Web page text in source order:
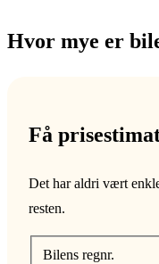
Hvor mye er
Få
Det har aldri vært
resten.
Bilens regnr.